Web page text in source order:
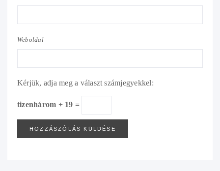
Weboldal
Kérjük, adja meg a választ számjegyekkel:
tizenhárom + 19 =